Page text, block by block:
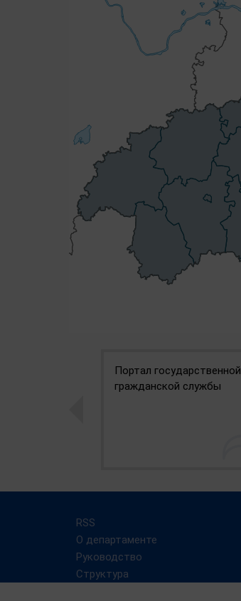
Портал государственной
гражданской службы
RSS
О департаменте
Руководство
Структура